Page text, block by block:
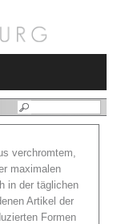
verchromtem,
maximalen
in der täglichen
Artikel der
Formen